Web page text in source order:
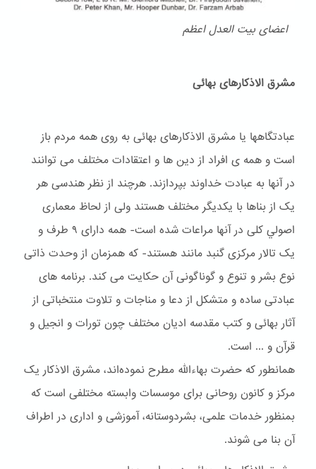
اعضای بیت العدل اعظم
مشرق الاذکارهای بهائی
عبادتگاهها یا مشرق الاذکارهای بهائی به روی همه مردم باز
است و همه ی افراد از دین ها و اعتقادات مختلف می توانند
در آنها به عبادت خداوند بپردازند. هرچند از نظر هندسی هر
یک از بناها با یکدیگر مختلف هستند ولی از لحاظ معماری
اصولي کلی در آنها مراعات شده است- همه دارای ۹ طرف و
یک تالار مرکزی گنبد مانند هستند- که همزمان از وحدت ذاتی
نوع بشر و تنوع و گوناگونی آن حکایت می کند. برنامه های
عبادتی ساده و متشکل از دعا و مناجات و تلاوت منتخباتی از
آثار بهائی و کتب مقدسه ادیان مختلف چون تورات و انجیل و
قرآن و ... است.
همانطور که حضرت بهاءالله مطرح نموده‌اند، مشرق الاذکار یک
مرکز و کانون روحانی برای موسسات وابسته مختلفی است که
بمنظور خدمات علمی، بشردوستانه، آموزشی و اداری در اطراف
آن بنا می شوند.